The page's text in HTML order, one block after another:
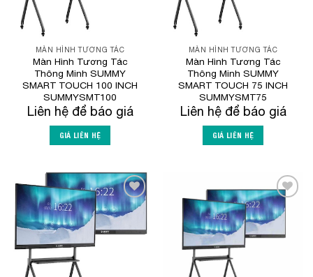
MÀN HÌNH TƯƠNG TÁC
Màn Hình Tương Tác
Thông Minh SUMMY
SMART TOUCH 100 INCH
SUMMYSMT100
Liên hệ để báo giá
GIÁ LIÊN HỆ
MÀN HÌNH TƯƠNG TÁC
Màn Hình Tương Tác
Thông Minh SUMMY
SMART TOUCH 75 INCH
SUMMYSMT75
Liên hệ để báo giá
GIÁ LIÊN HỆ
Add to
Wishlist
Add to
Wishlist